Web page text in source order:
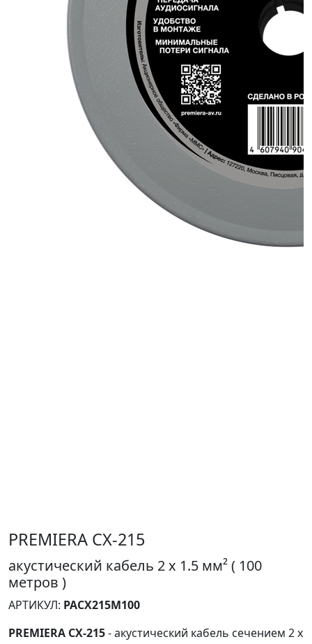
PREMIERA CX-215
акустический кабель 2 х 1.5 мм² ( 100
метров )
АРТИКУЛ: PACX215M100
PREMIERA CX-215- акустический кабель сечением 2 x